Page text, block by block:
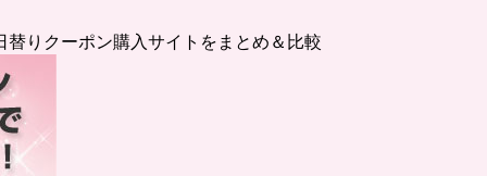
りクーポン購入サイトをまとめ＆比較